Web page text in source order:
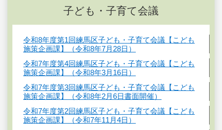
子ども・子育て会議
令和8年度第1回練馬区子ども・子育て会議【こども
施策企画課】（令和8年7月28日）
令和7年度第4回練馬区子ども・子育て会議【こども
施策企画課】（令和8年3月16日）
令和7年度第3回練馬区子ども・子育て会議【こども
施策企画課】（令和8年2月6日書面開催）
令和7年度第2回練馬区子ども・子育て会議【こども
施策企画課】（令和7年11月4日）